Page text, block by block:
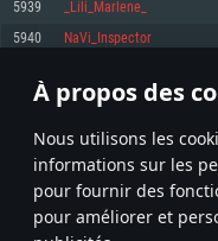
À propos des
Nous utilisons les
informations sur les
pour fournir des
pour améliorer et
1060 et plus, Radeon RX 570 et
Disque dur: 75.9 Go (client
Mémoire: 8 GB
Carte graphique: Radeon
Disque dur: 62,2 Go (client
Mémoire: 8 GB
Carte graphique: NVIDIA 1060
6 mois et supportant Vulkan
Connection: Connexion
Disque dur: 60,2 Go (client
5939 _Lili_Marlene_
5940 NaVi_Inspector
* Classement mis à jour
296